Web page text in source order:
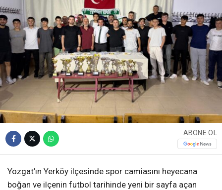
ABONE OL
Yozgat’ın Yerköy ilçesinde spor camiasını heyecana
boğan ve ilçenin futbol tarihinde yeni bir sayfa açan